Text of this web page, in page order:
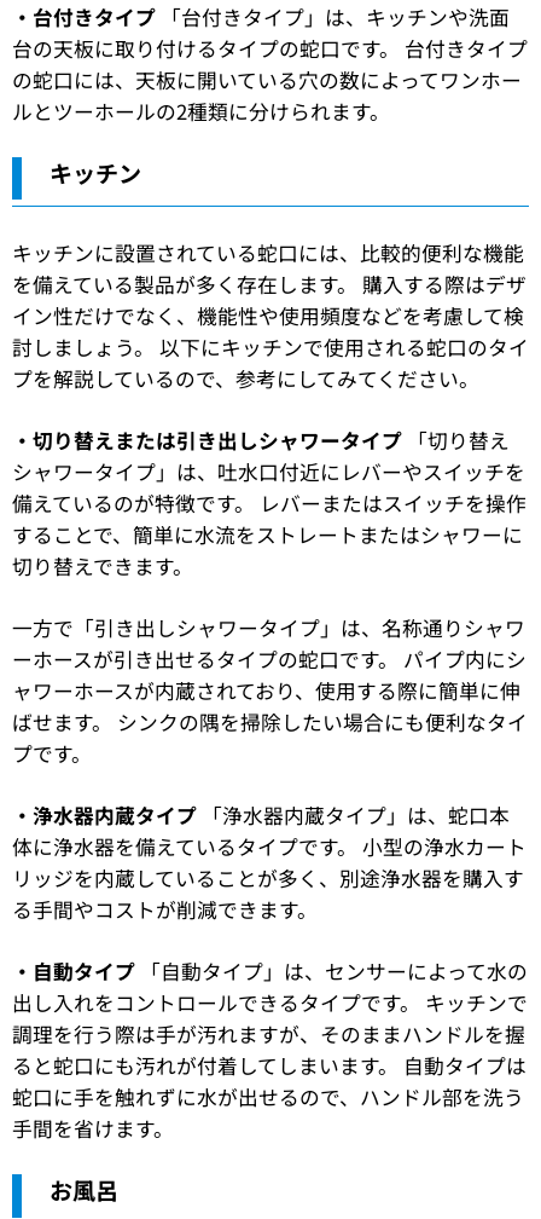
・台付きタイプ 「台付きタイプ」は、キッチンや洗面
台の天板に取り付けるタイプの蛇口です。 台付きタイプ
の蛇口には、天板に開いている穴の数によってワンホー
ルとツーホールの2種類に分けられます。
キッチン
キッチンに設置されている蛇口には、比較的便利な機能
を備えている製品が多く存在します。 購入する際はデザ
イン性だけでなく、機能性や使用頻度などを考慮して検
討しましょう。 以下にキッチンで使用される蛇口のタイ
プを解説しているので、参考にしてみてください。
・切り替えまたは引き出しシャワータイプ 「切り替え
シャワータイプ」は、吐水口付近にレバーやスイッチを
備えているのが特徴です。 レバーまたはスイッチを操作
することで、簡単に水流をストレートまたはシャワーに
切り替えできます。
一方で「引き出しシャワータイプ」は、名称通りシャワ
ーホースが引き出せるタイプの蛇口です。 パイプ内にシ
ャワーホースが内蔵されており、使用する際に簡単に伸
ばせます。 シンクの隅を掃除したい場合にも便利なタイ
プです。
・浄水器内蔵タイプ 「浄水器内蔵タイプ」は、蛇口本
体に浄水器を備えているタイプです。 小型の浄水カート
リッジを内蔵していることが多く、別途浄水器を購入す
る手間やコストが削減できます。
・自動タイプ 「自動タイプ」は、センサーによって水の
出し入れをコントロールできるタイプです。 キッチンで
調理を行う際は手が汚れますが、そのままハンドルを握
ると蛇口にも汚れが付着してしまいます。 自動タイプは
蛇口に手を触れずに水が出せるので、ハンドル部を洗う
手間を省けます。
お風呂